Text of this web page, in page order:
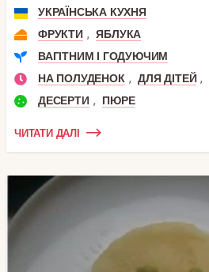
УКРАЇНСЬКА КУХНЯ
ФРУКТИ , ЯБЛУКА
ВАГІТНИМ І ГОДУЮЧИМ
НА ПОЛУДЕНОК , ДЛЯ ДІТЕЙ ,
ДЕСЕРТИ , ПЮРЕ
ЧИТАТИ ДАЛІ